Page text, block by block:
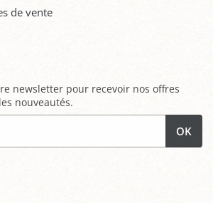
de vente
newsletter pour recevoir nos offres
nouveautés.
OK